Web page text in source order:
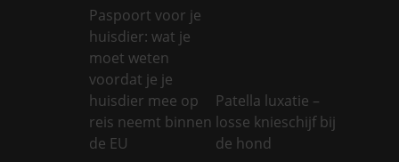
Paspoort voor je
huisdier: wat je
moet weten
voordat je je
huisdier mee op
reis neemt binnen
de EU
Patella luxatie –
losse knieschijf bij
de hond